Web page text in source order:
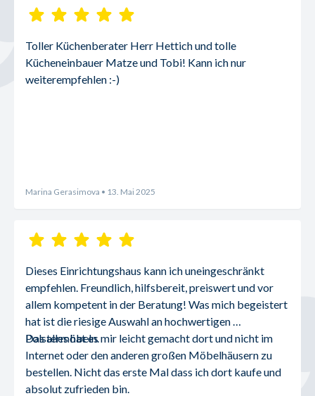
Toller Küchenberater Herr Hettich und tolle
Kücheneinbauer Matze und Tobi! Kann ich nur
weiterempfehlen :-)
Marina Gerasimova • 13. Mai 2025
Dieses Einrichtungshaus kann ich uneingeschränkt
empfehlen. Freundlich, hilfsbereit, preiswert und vor
allem kompetent in der Beratung! Was mich begeistert
hat ist die riesige Auswahl an hochwertigen
Polstermöbeln.
Das alles hat es mir leicht gemacht dort und nicht im
Internet oder den anderen großen Möbelhäusern zu
bestellen. Nicht das erste Mal dass ich dort kaufe und
absolut zufrieden bin.